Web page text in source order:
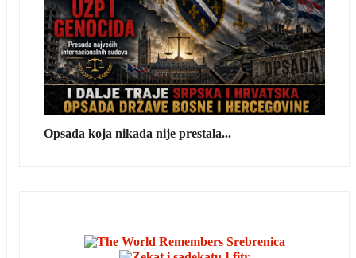
Opsada koja nikada nije prestala...